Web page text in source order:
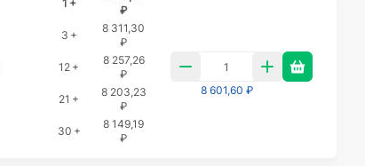
1 +
₽
3 +
8 311,30
₽
12 +
8 257,26
₽
21 +
8 203,23
₽
30 +
8 149,19
₽
8 601,60 ₽